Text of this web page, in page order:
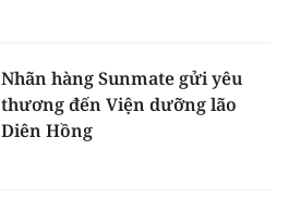
Nhãn hàng Sunmate gửi yêu
thương đến Viện dưỡng lão
Diên Hồng